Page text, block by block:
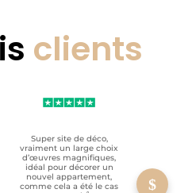
clients
Super site de déco,
vraiment un large choix
d’œuvres magnifiques,
idéal pour décorer un
nouvel appartement,
comme cela a été le cas